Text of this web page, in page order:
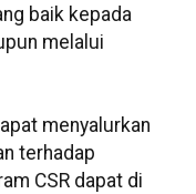
baik kepada
melalui
menyalurkan
terhadap
CSR dapat di